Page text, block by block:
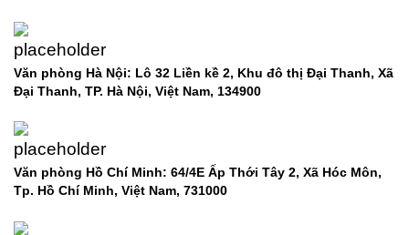
Văn phòng Hà Nội: Lô 32 Liền kề 2, Khu đô thị Đại Thanh, Xã
Đại Thanh, TP. Hà Nội, Việt Nam, 134900
Văn phòng Hồ Chí Minh: 64/4E Ấp Thới Tây 2, Xã Hóc Môn,
Tp. Hồ Chí Minh, Việt Nam, 731000